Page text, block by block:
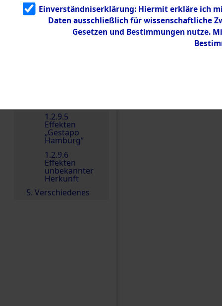
1.2.9.3
Effekten aus
dem KZ
Neuengamm
1.2.9.5
Effekten
„Gestapo
Hamburg“
1.2.9.6
Effekten
unbekannter
Herkunft
5. Verschiedenes
Einen Kommentar
Einverständniserklärung: Hiermit erkläre ich
Daten ausschließlich für wissenschaftliche
Gesetzen und Bestimmungen nutze.